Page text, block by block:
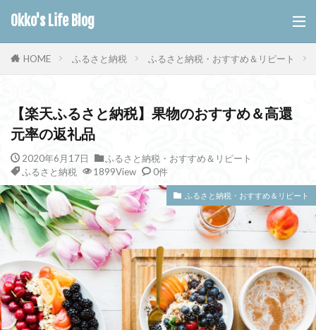
Okko's Life Blog
HOME ふるさと納税 ふるさと納税・おすすめ＆リピート
【楽天ふるさと納税】果物のおすすめ＆高還
元率の返礼品
2020年6月17日
ふるさと納税・おすすめ＆リピート
ふるさと納税
1899View 0件
ふるさと納税・おすすめ＆リピート